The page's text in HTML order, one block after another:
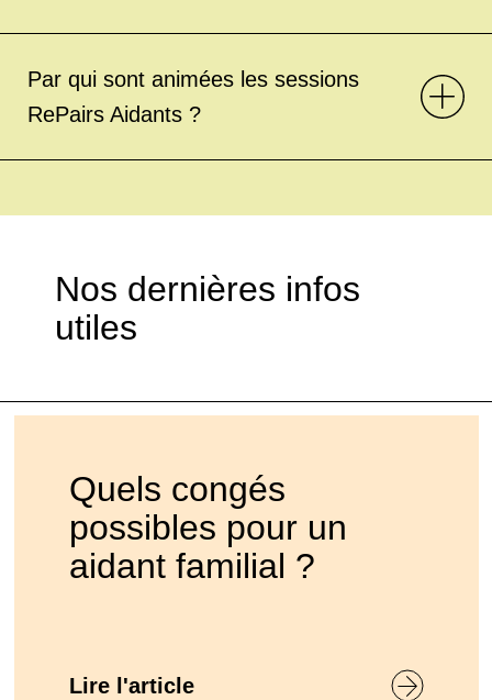
Par qui sont animées les sessions
RePairs Aidants ?
Nos dernières infos
utiles
Quels congés
possibles pour un
aidant familial ?
Lire l'article